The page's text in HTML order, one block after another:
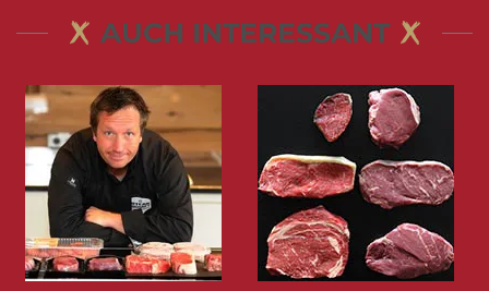
AUCH INTERESSANT